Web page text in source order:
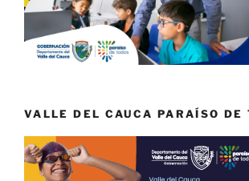
VALLE DEL CAUCA PARAÍSO DE